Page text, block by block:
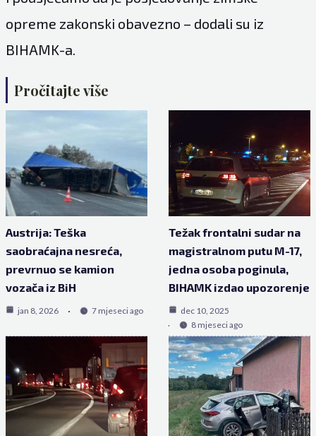
opreme zakonski obavezno – dodali su iz
BIHAMK-a.
Pročitajte više
Austrija: Teška
saobraćajna nesreća,
prevrnuo se kamion
vozača iz BiH
jan 8, 2026 7 mjeseci ago
Težak frontalni sudar na
magistralnom putu M-17,
jedna osoba poginula,
BIHAMK izdao upozorenje
dec 10, 2025
8 mjeseci ago